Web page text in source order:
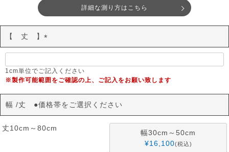
詳細な測り方はこちら
【 丈 】
(
須
)
1cm単位でご記入ください
※製作可能範囲をご確認の上、ご記入をお願い致します
幅 丈 ●価格帯をご選択ください
丈10cm～80cm
幅30cm～50cm
¥16,100 税込